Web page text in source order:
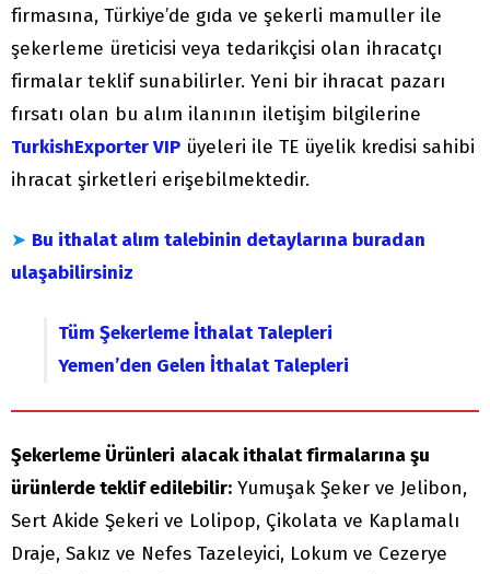
firmasına, Türkiye’de gıda ve şekerli mamuller ile
şekerleme üreticisi veya tedarikçisi olan ihracatçı
firmalar teklif sunabilirler. Yeni bir ihracat pazarı
fırsatı olan bu alım ilanının iletişim bilgilerine
TurkishExporter VIP üyeleri ile TE üyelik kredisi sahibi
ihracat şirketleri erişebilmektedir.
➤ Bu ithalat alım talebinin detaylarına buradan
ulaşabilirsiniz
Tüm Şekerleme İthalat Talepleri
Yemen’den Gelen İthalat Talepleri
Şekerleme Ürünleri alacak ithalat firmalarına şu
ürünlerde teklif edilebilir: Yumuşak Şeker ve Jelibon,
Sert Akide Şekeri ve Lolipop, Çikolata ve Kaplamalı
Draje, Sakız ve Nefes Tazeleyici, Lokum ve Cezerye